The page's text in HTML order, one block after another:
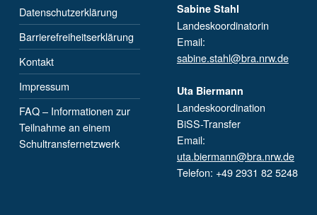
Datenschutzerklärung
Barrierefreiheitserklärung
Kontakt
Impressum
FAQ – Informationen zur
Teilnahme an einem
Schultransfernetzwerk
Sabine Stahl
Landeskoordinatorin
Email:
sabine.stahl@bra.nrw.de
Uta Biermann
Landeskoordination
BiSS-Transfer
Email:
uta.biermann@bra.nrw.de
Telefon: +49 2931 82 5248